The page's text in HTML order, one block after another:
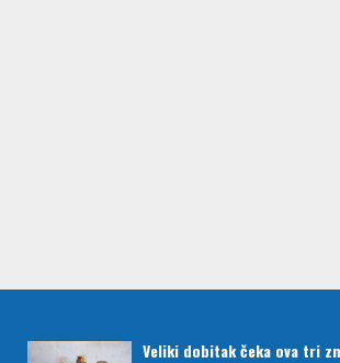
Veliki dobitak čeka ova tri